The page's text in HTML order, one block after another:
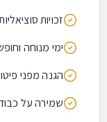
זכויות
ימי מנוחה
הגנה מפני
שמירה על